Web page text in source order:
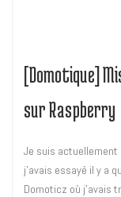
[Domotique]
sur Raspberry
Je suis actuellement
j’avais essayé il y a
Domoticz où j’avais